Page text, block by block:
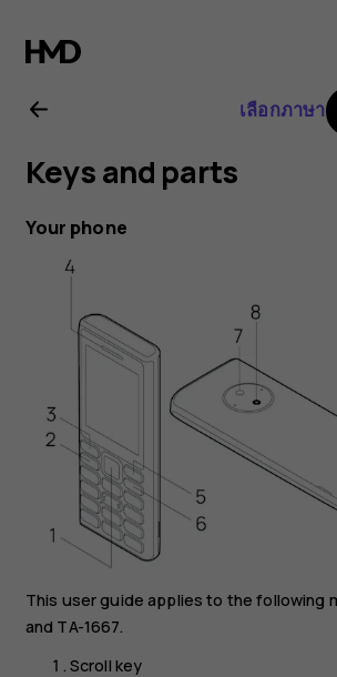
Nokia
110
4G
(2024)
user
guide
เลือกภาษา
Keys and parts
Your phone
This user guide applies to the following
and TA-1667.
Scroll key